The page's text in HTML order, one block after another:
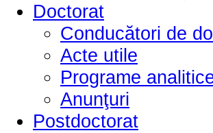
Doctorat
Conducători de
Acte utile
Programe
Anunţuri
Postdoctorat